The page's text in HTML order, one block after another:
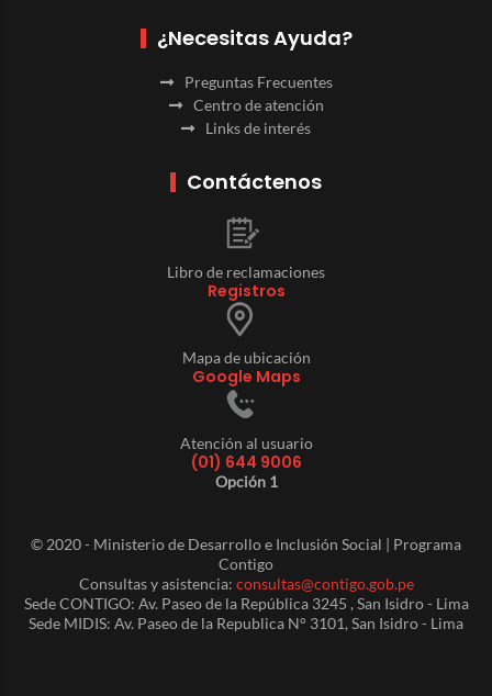
¿Necesitas Ayuda?
Preguntas Frecuentes
Centro de atención
Links de interés
Contáctenos
Libro de reclamaciones
Registros
Mapa de ubicación
Google Maps
Atención al usuario
(01) 644 9006
Opción 1
© 2020 - Ministerio de Desarrollo e Inclusión Social | Programa
Contigo
Consultas y asistencia: consultas@contigo.gob.pe
Sede CONTIGO: Av. Paseo de la República 3245 , San Isidro - Lima
Sede MIDIS: Av. Paseo de la Republica N° 3101, San Isidro - Lima